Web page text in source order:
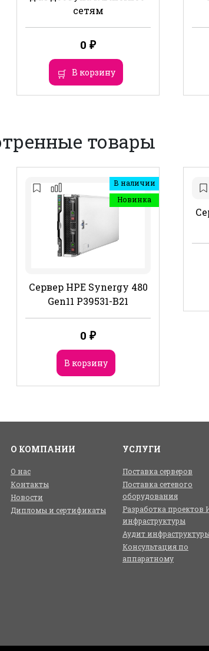
сетям
0 ₽
В корзину
товары
В наличии
Новинка
Сервер HPE Synergy 480
Gen11 P39531-B21
0 ₽
В корзину
О КОМПАНИИ
О нас
Контакты
Новости
Дипломы и сертификаты
УСЛУГИ
Поставка серверов
Поставка сетевого
оборудования
Разработка проектов
инфраструктуры
Аудит инфраструктуры
Консультация по
аппаратному